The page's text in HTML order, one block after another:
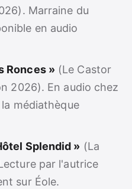
Marraine du
en audio
Ronces »(Le Castor
2026). En audio chez
médiathèque
Splendid » (La
par l'autrice
sur Éole.